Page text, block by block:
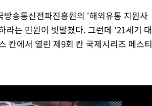
송통신전파진흥원의 '해외유통 지원사
라는 민원이 빗발쳤다. 그런데 '21세기 대
칸에서 열린 제9회 칸 국제시리즈 페스티